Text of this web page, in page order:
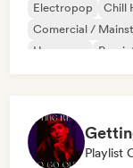
Electropop Chill
Comercial /
Hyperpop
Pop
Playlist